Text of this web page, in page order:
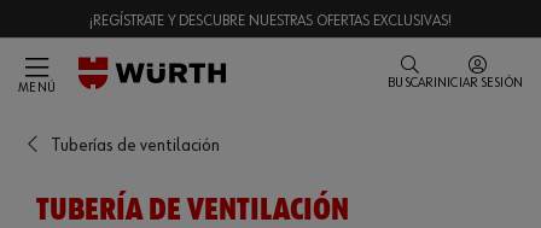
¡REGÍSTRATE Y DESCUBRE NUESTRAS OFERTAS EXCLUSIVAS!
MENÚ BUSCAR INICIAR SESIÓN
Tuberías de ventilación
TUBERÍA DE VENTILACIÓN